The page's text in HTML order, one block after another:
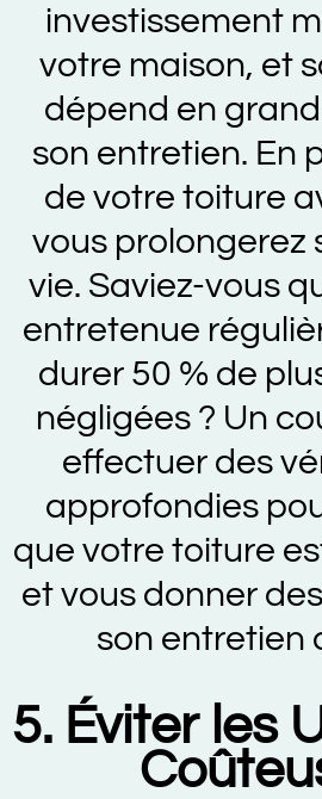
investissement
votre maison, et
dépend en
son entretien. En
de votre toiture
vous prolongerez
vie. Saviez-vous
entretenue
durer 50 % de
négligées ? Un
effectuer des
approfondies
que votre toiture
et vous donner
son entretien
5. Éviter les